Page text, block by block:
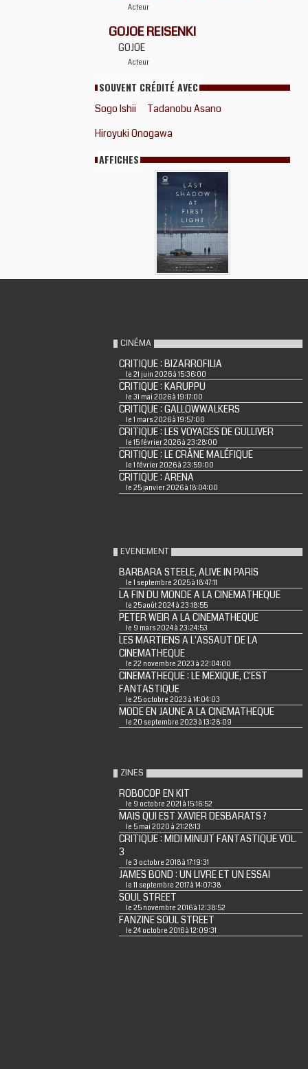
Acteur
GOJOE REISENKI
GOJOE
Acteur
SOUVENT CRÉDITÉ AVEC
Sogo Ishii
Tadanobu Asano
Hiroyuki Onogawa
AFFICHES
CINÉMA
CRITIQUE : BIZARROFILIA
le 21 juin 2026 à 15:36:00
CRITIQUE : KARUPPU
le 31 mai 2026 à 19:17:00
CRITIQUE : GALLOWWALKERS
le 1 mars 2026 à 19:57:00
CRITIQUE : LES VOYAGES DE GULLIVER
le 15 février 2026 à 23:28:00
CRITIQUE : LE CRÂNE MALÉFIQUE
le 1 février 2026 à 23:59:00
CRITIQUE : ARENA
le 25 janvier 2026 à 18:04:00
EVENEMENT
BARBARA STEELE, ALIVE IN PARIS
le 1 septembre 2025 à 18:47:11
LA FIN DU MONDE A LA CINEMATHEQUE
le 25 août 2024 à 23:18:55
PETER WEIR A LA CINEMATHEQUE
le 9 mars 2024 à 23:24:53
LES MARTIENS A L'ASSAUT DE LA
CINEMATHEQUE
le 22 novembre 2023 à 22:04:00
CINEMATHEQUE : LE MEXIQUE, C'EST
FANTASTIQUE
le 25 octobre 2023 à 14:04:03
MODE EN JAUNE A LA CINEMATHEQUE
le 20 septembre 2023 à 13:28:09
ZINES
ROBOCOP EN KIT
le 9 octobre 2021 à 15:16:52
MAIS QUI EST XAVIER DESBARATS ?
le 5 mai 2020 à 21:28:13
CRITIQUE : MIDI MINUIT FANTASTIQUE VOL.
3
le 3 octobre 2018 à 17:19:31
JAMES BOND : UN LIVRE ET UN ESSAI
le 11 septembre 2017 à 14:07:38
SOUL STREET
le 25 novembre 2016 à 12:38:52
FANZINE SOUL STREET
le 24 octobre 2016 à 12:09:31